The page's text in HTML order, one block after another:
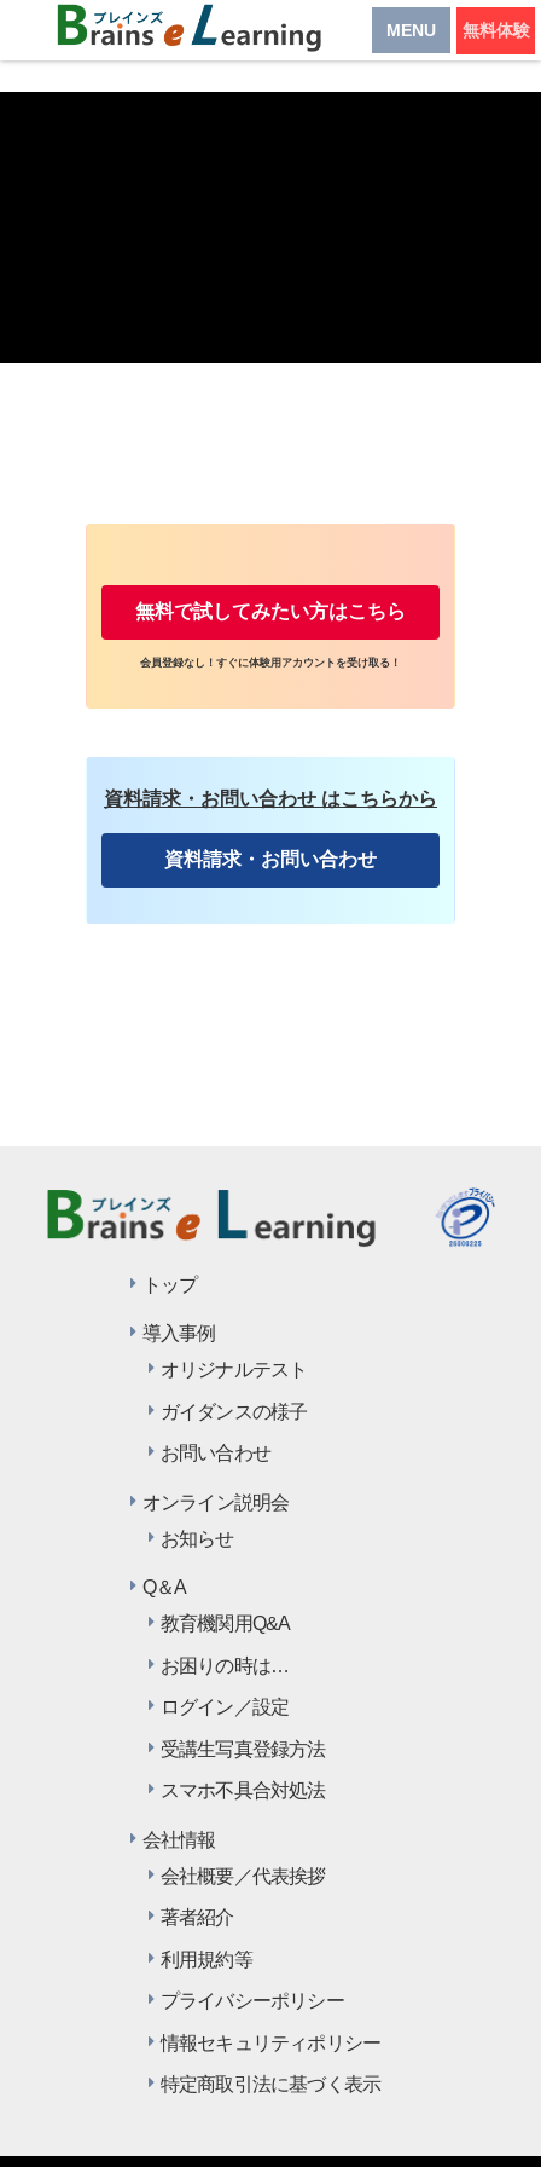
無料で試してみたい方はこちら
会員登録なし！すぐに体験用アカウントを受け取る！
資料請求・お問い合わせ はこちらから
資料請求・お問い合わせ
トップ
導入事例
オリジナルテスト
ガイダンスの様子
お問い合わせ
オンライン説明会
お知らせ
Q＆A
教育機関用Q&A
お困りの時は…
ログイン／設定
受講生写真登録方法
スマホ不具合対処法
会社情報
会社概要／代表挨拶
著者紹介
利用規約等
プライバシーポリシー
情報セキュリティポリシー
特定商取引法に基づく表示
MENU 無料体験